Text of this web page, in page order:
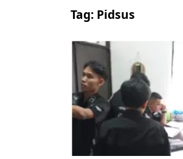
Tag: Pidsus